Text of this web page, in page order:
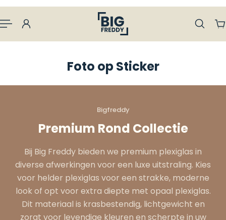
Foto op Sticker
Bigfreddy
Premium Rond Collectie
Bij Big Freddy bieden we premium plexiglas in
diverse afwerkingen voor een luxe uitstraling. Kies
voor helder plexiglas voor een strakke, moderne
look of opt voor extra diepte met opaal plexiglas.
Dit materiaal is krasbestendig, lichtgewicht en
zorgt voor levendige kleuren en scherpte in uw